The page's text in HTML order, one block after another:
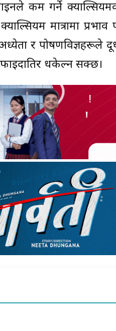
कम गर्ने
मात्रामा प्रभाव
र पोषणविज्ञहरूले
धकेल्न सक्छ।